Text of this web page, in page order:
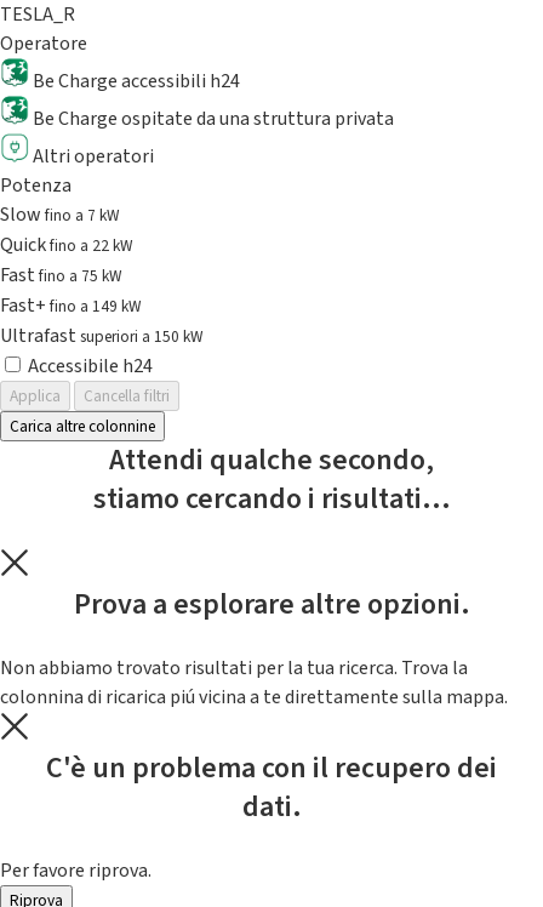
TESLA_R
Operatore
Be Charge accessibili h24
Be Charge ospitate da una struttura privata
Altri operatori
Potenza
Slowfino a 7 kW
Quickfino a 22 kW
Fastfino a 75 kW
Fast+fino a 149 kW
Ultrafast superiori a 150 kW
Accessibile h24
Applica
Cancella filtri
Carica altre colonnine
Attendi qualche secondo,
stiamo cercando i risultati...
Prova a esplorare altre opzioni.
Non abbiamo trovato risultati per la tua ricerca. Trova la
colonnina di ricarica piú vicina a te direttamente sulla mappa.
C'è un problema con il recupero dei
dati.
Per favore riprova.
Riprova